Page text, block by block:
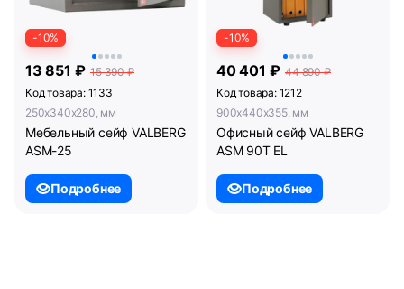
-10%
13 851 ₽ 15 390 ₽
Код товара: 1133
250x340x280, мм
Мебельный сейф VALBERG
ASM-25
Подробнее
-10%
40 401 ₽ 44 890 ₽
Код товара: 1212
900x440x355, мм
Офисный сейф VALBERG
ASM 90T EL
Подробнее